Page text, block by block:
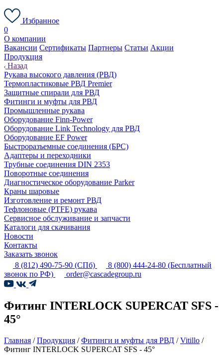
Избранное
0
О компании
Вакансии Сертификаты Партнеры Статьи Акции
Продукция
Назад
Рукава высокого давления (РВД)
Термопластиковые РВД Premier
Защитные спирали для РВД
Фитинги и муфты для РВД
Промышленные рукава
Оборудование Finn-Power
Оборудование Link Technology для РВД
Оборудование EF Power
Быстроразъемные соединения (БРС)
Адаптеры и переходники
Трубные соединения DIN 2353
Поворотные соединения
Диагностическое оборудование Parker
Краны шаровые
Изготовление и ремонт РВД
Тефлоновые (PTFE) рукава
Сервисное обслуживание и запчасти
Каталоги для скачивания
Новости
Контакты
Заказать звонок
8 (812) 490-75-90 (СПб) 8 (800) 444-24-80 (Бесплатный
звонок по РФ)
order@cascadegroup.ru
Фитинг INTERLOCK SUPERCAT SFS -
45°
Главная /Продукция /Фитинги и муфты для РВД /Vitillo /
Фитинг INTERLOCK SUPERCAT SFS - 45°